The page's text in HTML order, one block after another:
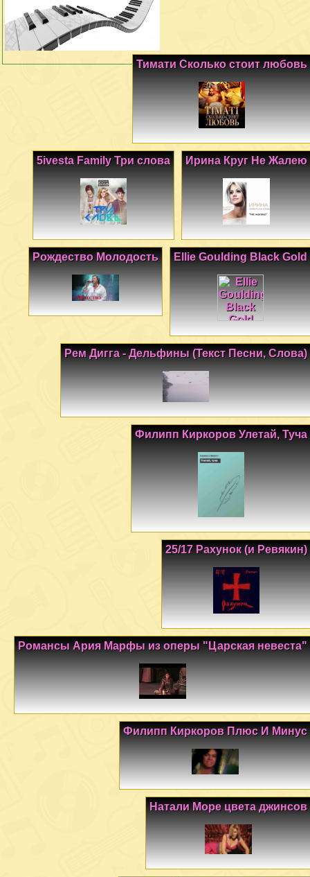
Тимати Сколько стоит любовь
Ирина Круг Не Жалею
5ivesta Family Три слова
Ellie Goulding Black Gold
Рождество Молодость
Рем Дигга - Дельфины (Текст Песни, Слова)
Филипп Киркоров Улетай, Туча
25/17 Рахунок (и Ревякин)
Романсы Ария Марфы из оперы "Царская невеста"
Филипп Киркоров Плюс И Минус
Натали Море цвета джинсов